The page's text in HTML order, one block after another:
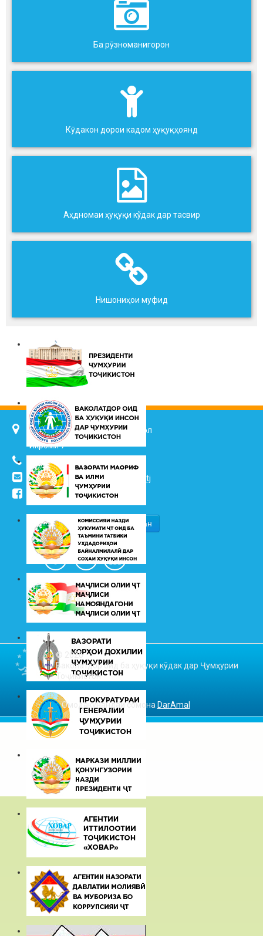
Ба рӯзноманигорон
Кӯдакон дорои кадом ҳуқуқҳоянд
Аҳдномаи ҳуқуқи кўдак дар тасвир
Нишониҳои муфид
734025, ш. Душанбе, кӯч. Ҷалол
Икромӣ 7
(+992 37) 2217352
info@vhk.tj
info@ombudsman.tj
/kudakon
© 2026
Ваколатдор оид ба ҳуқуқи кӯдак дар Ҷумҳурии
Тоҷикистон
Омодакунандаи сомона DarAmal